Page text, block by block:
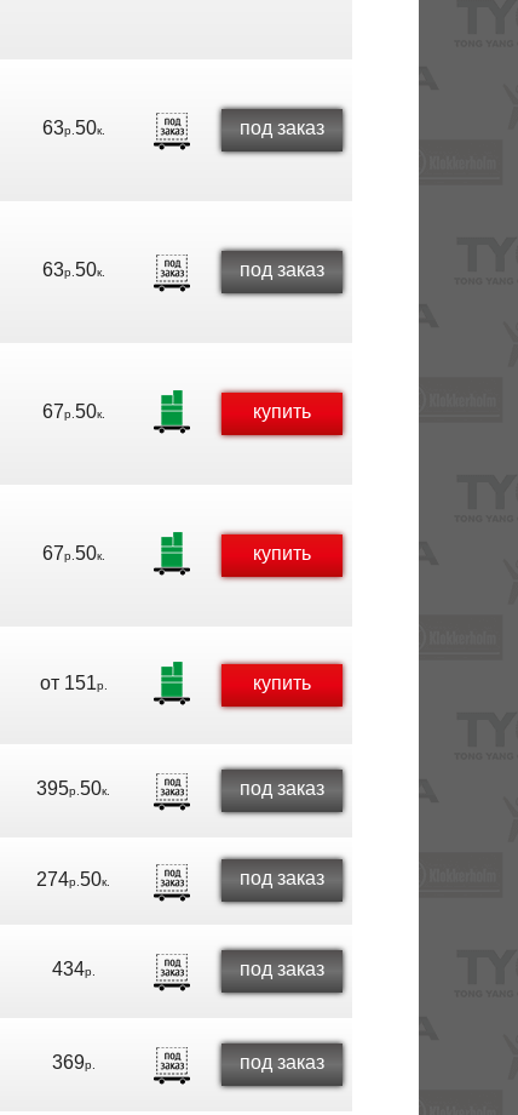
63р. 50к. под заказ
63р. 50к. под заказ
67р. 50к. купить
67р. 50к. купить
от 151р. купить
395р. 50к. под заказ
274р. 50к. под заказ
434р. под заказ
369р. под заказ